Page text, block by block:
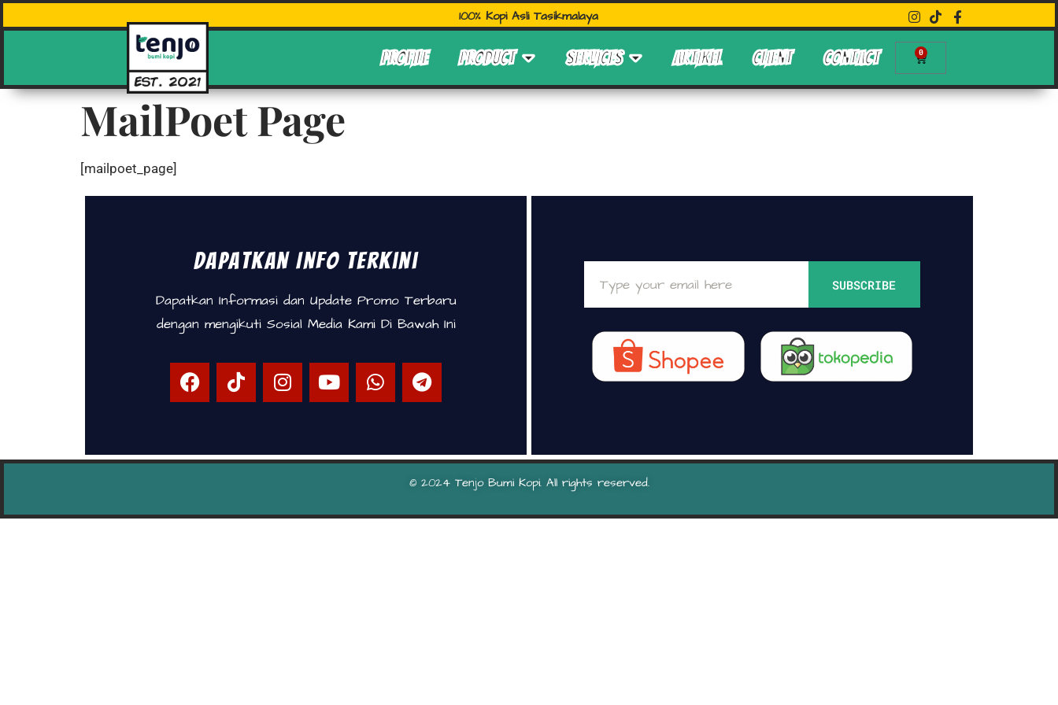
100% Kopi Asli Tasikmalaya
PROFILE PRODUCT SERVICES ARTIKEL CLIENT CONTACT 0
MailPoet Page
[mailpoet_page]
Dapatkan Info Terkini
Dapatkan Informasi dan Update Promo Terbaru
dengan mengikuti Sosial Media Kami Di Bawah Ini
SUBSCRIBE
© 2024 Tenjo Bumi Kopi. All rights reserved.